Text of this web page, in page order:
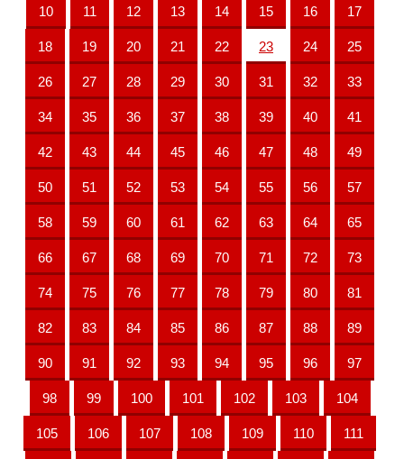
10 11 12 13 14 15 16 17
18 19 20 21 22 23 24 25
26 27 28 29 30 31 32 33
34 35 36 37 38 39 40 41
42 43 44 45 46 47 48 49
50 51 52 53 54 55 56 57
58 59 60 61 62 63 64 65
66 67 68 69 70 71 72 73
74 75 76 77 78 79 80 81
82 83 84 85 86 87 88 89
90 91 92 93 94 95 96 97
98 99 100 101 102 103 104
105 106 107 108 109 110 111